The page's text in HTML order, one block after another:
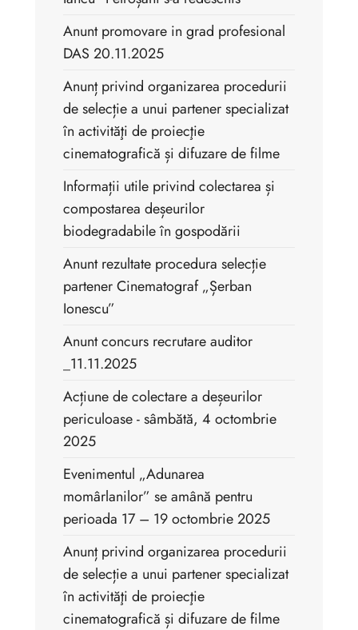
Anunt promovare in grad profesional
DAS 20.11.2025
Anunț privind organizarea procedurii
de selecție a unui partener specializat
în activităţi de proiecţie
cinematografică și difuzare de filme
Informații utile privind colectarea și
compostarea deșeurilor
biodegradabile în gospodării
Anunt rezultate procedura selecție
partener Cinematograf „Șerban
Ionescu”
Anunt concurs recrutare auditor
_11.11.2025
Acțiune de colectare a deșeurilor
periculoase - sâmbătă, 4 octombrie
2025
Evenimentul „Adunarea
momârlanilor” se amână pentru
perioada 17 – 19 octombrie 2025
Anunț privind organizarea procedurii
de selecție a unui partener specializat
în activităţi de proiecţie
cinematografică și difuzare de filme